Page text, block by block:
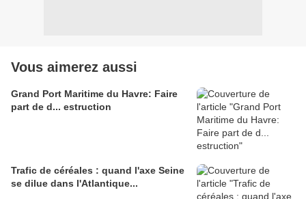
Vous aimerez aussi
Grand Port Maritime du Havre: Faire
part de d... estruction
Trafic de céréales : quand l'axe Seine
se dilue dans l'Atlantique...